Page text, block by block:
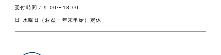
受付時間 / 9:00〜18:00
日.水曜日（お盆・年末年始）定休